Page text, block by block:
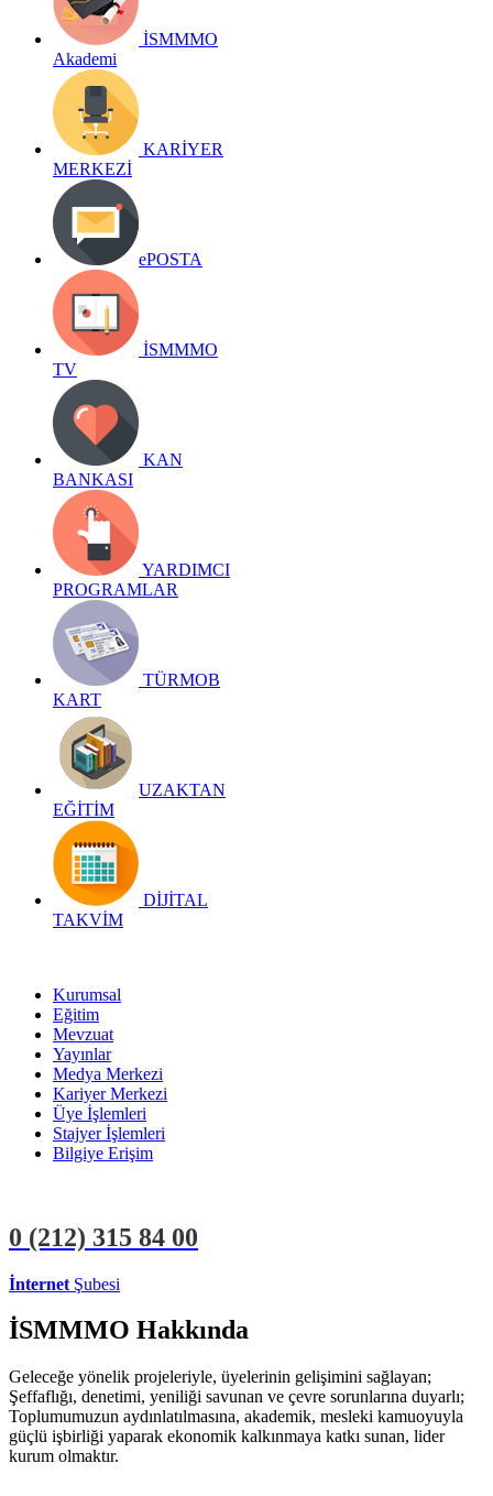
İSMMMO
Akademi
KARİYER
MERKEZİ
ePOSTA
İSMMMO
TV
KAN
BANKASI
YARDIMCI
PROGRAMLAR
TÜRMOB
KART
UZAKTAN
EĞİTİM
DİJİTAL
TAKVİM
Kurumsal
Eğitim
Mevzuat
Yayınlar
Medya Merkezi
Kariyer Merkezi
Üye İşlemleri
Stajyer İşlemleri
Bilgiye Erişim
0 (212) 315 84 00
İnternet Şubesi
İSMMMO Hakkında
Geleceğe yönelik projeleriyle, üyelerinin gelişimini sağlayan;
Şeffaflığı, denetimi, yeniliği savunan ve çevre sorunlarına duyarlı;
Toplumumuzun aydınlatılmasına, akademik, mesleki kamuoyuyla
güçlü işbirliği yaparak ekonomik kalkınmaya katkı sunan, lider
kurum olmaktır.